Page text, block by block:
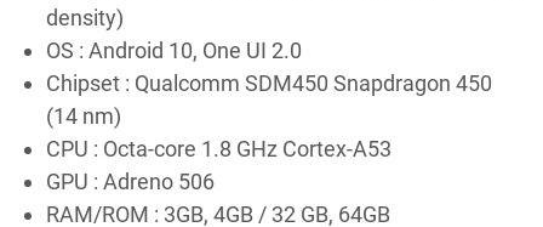
density)
OS : Android 10, One UI 2.0
Chipset : Qualcomm SDM450 Snapdragon 450
(14 nm)
CPU : Octa-core 1.8 GHz Cortex-A53
GPU : Adreno 506
RAM/ROM : 3GB, 4GB / 32 GB, 64GB